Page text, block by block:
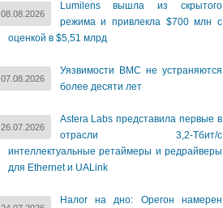
08.08.2026
Lumilens вышла из скрытого
режима и привлекла $700 млн с
оценкой в $5,51 млрд
07.08.2026
Уязвимости BMC не устраняются
более десяти лет
26.07.2026
Astera Labs представила первые в
отрасли 3,2-Тбит/с
интеллектуальные ретаймеры и редрайверы
для Ethernet и UALink
Налог на дно: Орегон намерен